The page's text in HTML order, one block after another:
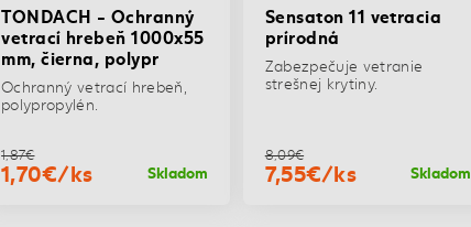
TONDACH - Ochranný
vetrací hrebeň 1000x55
mm, čierna, polypr
Ochranný vetrací hrebeň,
polypropylén.
1,87€
1,70€/ks Skladom
Sensaton 11 vetracia
prírodná
Zabezpečuje vetranie
strešnej krytiny.
8,09€
7,55€/ks Skladom